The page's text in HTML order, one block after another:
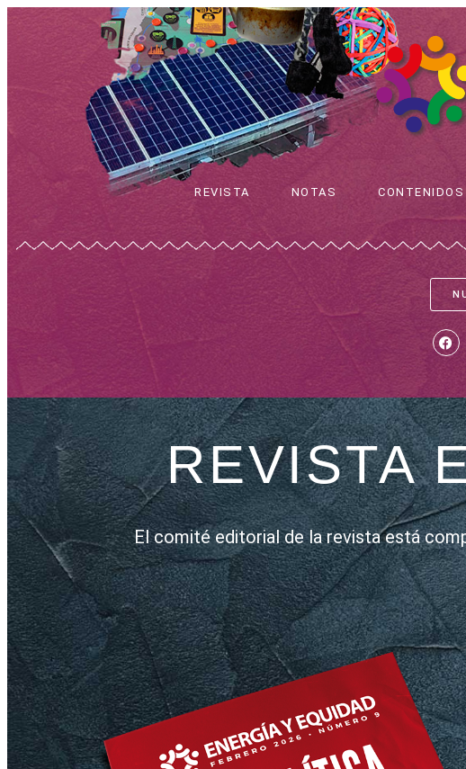
REVISTA NOTAS CONTENIDOS
REVISTA
El comité editorial de la revista está